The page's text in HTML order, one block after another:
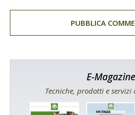
E-Magazine
Tecniche, prodotti e servizi